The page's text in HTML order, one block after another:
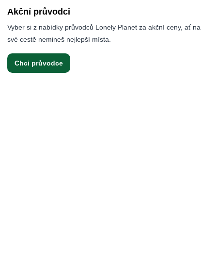
Akční průvodci
Vyber si z nabídky průvodců Lonely Planet za akční ceny, ať na
své cestě nemineš nejlepší místa.
Chci průvodce